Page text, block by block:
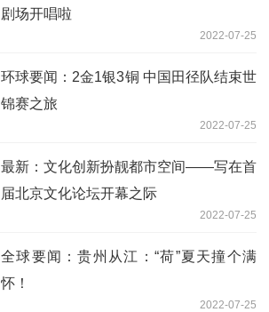
剧场开唱啦
2022-07-25
环球要闻：2金1银3铜 中国田径队结束世
锦赛之旅
2022-07-25
最新：文化创新扮靓都市空间——写在首
届北京文化论坛开幕之际
2022-07-25
全球要闻：贵州从江：“荷”夏天撞个满
怀！
2022-07-25